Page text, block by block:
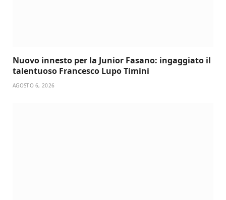
Nuovo innesto per la Junior Fasano: ingaggiato il
talentuoso Francesco Lupo Timini
AGOSTO 6, 2026